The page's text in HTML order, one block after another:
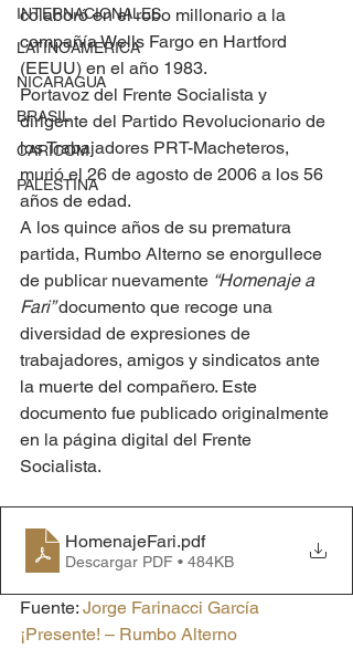
INTERNACIONALES
LATINOAMERICA
NICARAGUA
BRASIL
CARICOM
PALESTINA
colaboró en el robo millonario a la
compañía Wells Fargo en Hartford
(EEUU) en el año 1983.
Portavoz del Frente Socialista y
dirigente del Partido Revolucionario de
los Trabajadores PRT-Macheteros,
murió el 26 de agosto de 2006 a los 56
años de edad.
A los quince años de su prematura
partida, Rumbo Alterno se enorgullece
de publicar nuevamente “Homenaje a
Fari” documento que recoge una
diversidad de expresiones de
trabajadores, amigos y sindicatos ante
la muerte del compañero. Este
documento fue publicado originalmente
en la página digital del Frente
Socialista.
HomenajeFari.pdf
Descargar PDF • 484KB
Fuente: Jorge Farinacci García
¡Presente! – Rumbo Alterno